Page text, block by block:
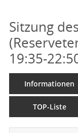
Sitzung
19:35-
Informationen
TOP-Liste